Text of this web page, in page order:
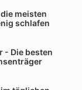
meisten
schlafen
- Die besten